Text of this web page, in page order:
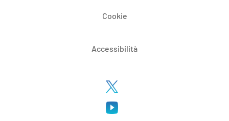
Cookie
Accessibilità